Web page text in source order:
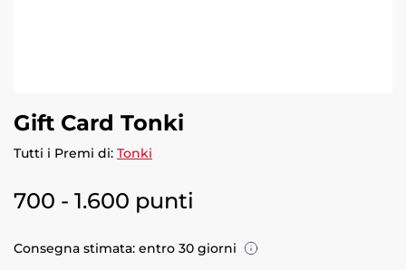
Gift Card Tonki
Tutti i Premi di: Tonki
700 - 1.600 punti
Consegna stimata: entro 30 giorni